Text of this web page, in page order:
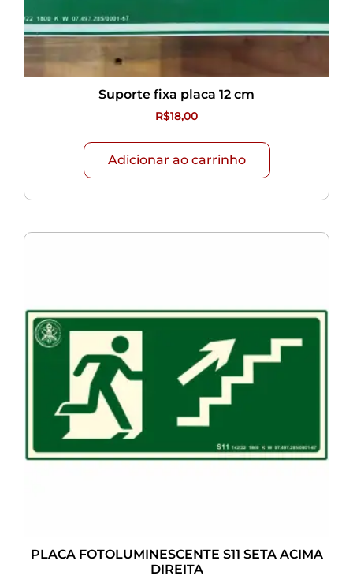
Suporte fixa placa 12 cm
R$18,00
Adicionar ao carrinho
PLACA FOTOLUMINESCENTE S11 SETA ACIMA
DIREITA